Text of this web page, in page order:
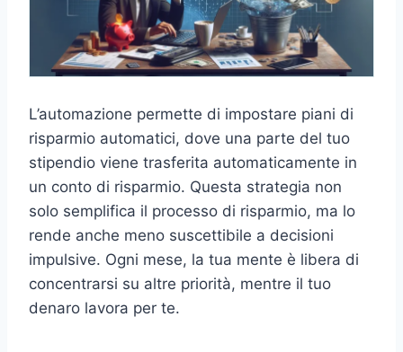
L’automazione permette di impostare piani di
risparmio automatici, dove una parte del tuo
stipendio viene trasferita automaticamente in
un conto di risparmio. Questa strategia non
solo semplifica il processo di risparmio, ma lo
rende anche meno suscettibile a decisioni
impulsive. Ogni mese, la tua mente è libera di
concentrarsi su altre priorità, mentre il tuo
denaro lavora per te.